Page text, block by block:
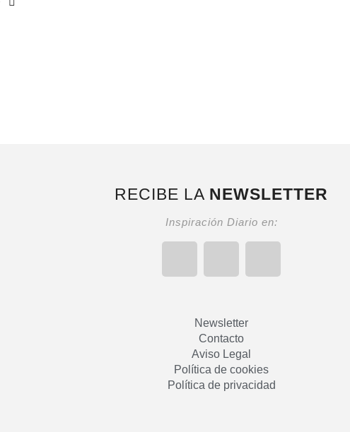
RECIBE LA NEWSLETTER
Inspiración Diario en:
Newsletter
Contacto
Aviso Legal
Política de cookies
Política de privacidad